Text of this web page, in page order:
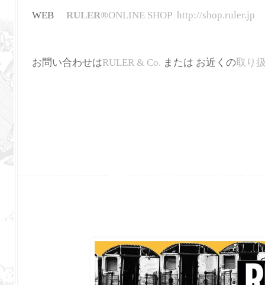
WEB RULER®ONLINE SHOP http://shop.ruler.jp
お問い合わせはRULER & Co. または お近くの取り